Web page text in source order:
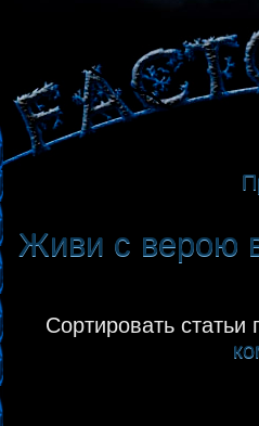
Живи с верою
Сортировать статьи